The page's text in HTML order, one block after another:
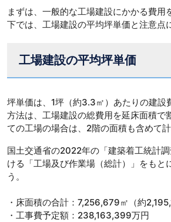
まずは、一般的な工場建設にかかる費用
下では、工場建設の平均坪単価と注意点
工場建設の平均坪単価
坪単価は、1坪（約3.3㎡）あたりの建設
方法は、工場建設の総費用を延床面積で
ての工場の場合は、2階の面積も含めて計
国土交通省の2022年の「建築着工統計
ける「工場及び作業場（総計）」をもと
う。
・床面積の合計：7,256,679㎡（約
・工事費予定額：238,163,399万円